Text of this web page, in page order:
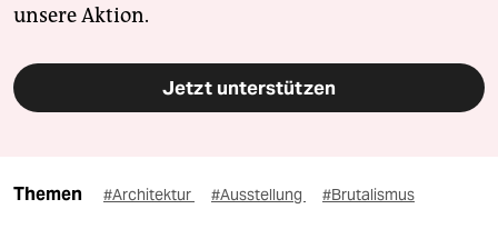
unsere Aktion.
Jetzt unterstützen
Themen #Architektur #Ausstellung #Brutalismus